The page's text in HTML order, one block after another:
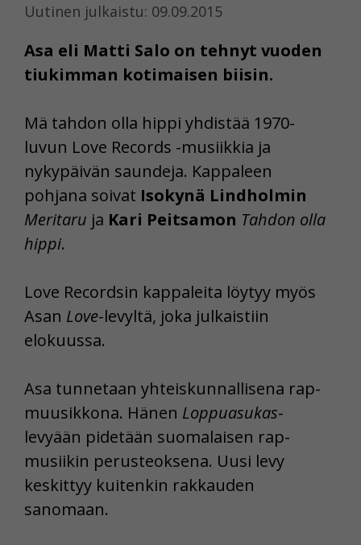
Uutinen julkaistu: 09.09.2015
Asa eli Matti Salo on tehnyt vuoden
tiukimman kotimaisen biisin.
Mä tahdon olla hippi yhdistää 1970-
luvun Love Records -musiikkia ja
nykypäivän saundeja. Kappaleen
pohjana soivat Isokynä Lindholmin
Meritaru ja Kari Peitsamon Tahdon olla
hippi.
Love Recordsin kappaleita löytyy myös
Asan Love-levyltä, joka julkaistiin
elokuussa.
Asa tunnetaan yhteiskunnallisena rap-
muusikkona. Hänen Loppuasukas-
levyään pidetään suomalaisen rap-
musiikin perusteoksena. Uusi levy
keskittyy kuitenkin rakkauden
sanomaan.